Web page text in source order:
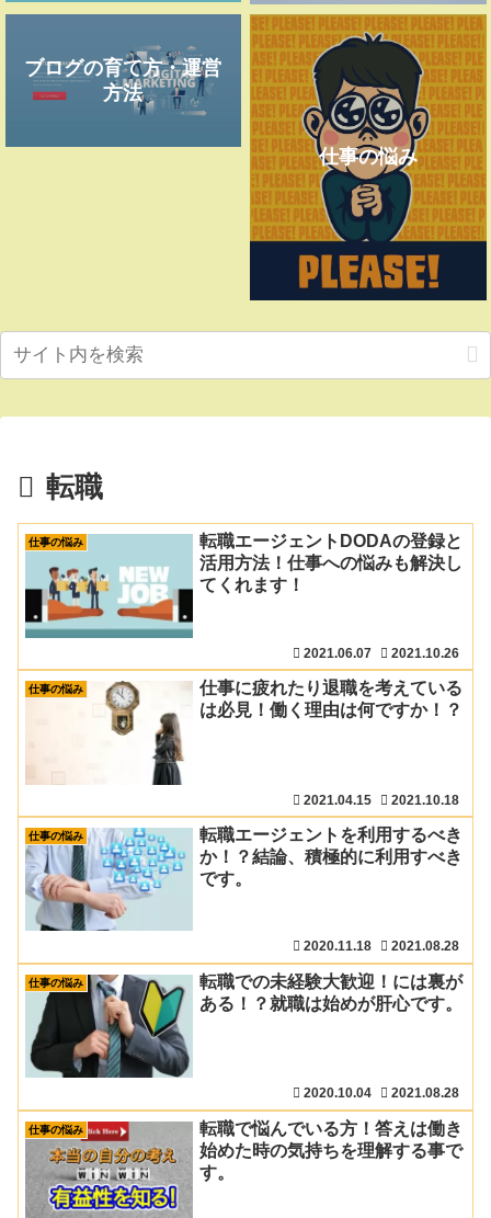
ブログの育て方・運営
方法
仕事の悩み
転職
仕事の悩み
転職エージェントDODAの登録と
活用方法！仕事への悩みも解決し
てくれます！
2021.06.07 2021.10.26
仕事の悩み
仕事に疲れたり退職を考えている
は必見！働く理由は何ですか！？
2021.04.15 2021.10.18
仕事の悩み
転職エージェントを利用するべき
か！？結論、積極的に利用すべき
です。
2020.11.18 2021.08.28
仕事の悩み
転職での未経験大歓迎！には裏が
ある！？就職は始めが肝心です。
2020.10.04 2021.08.28
仕事の悩み
転職で悩んでいる方！答えは働き
始めた時の気持ちを理解する事で
す。